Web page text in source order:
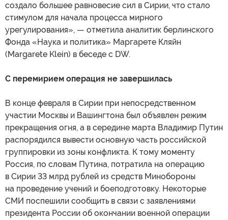
создало большее равновесие сил в Сирии, что стало
стимулом для начала процесса мирного
урегулирования», — отметила аналитик берлинского
Фонда «Наука и политика» Маргарете Кляйн
(Margarete Klein) в беседе с DW.
С перемирием операция не завершилась
В конце февраля в Сирии при непосредственном
участии Москвы и Вашингтона был объявлен режим
прекращения огня, а в середине марта Владимир Путин
распорядился вывести основную часть российской
группировки из зоны конфликта. К тому моменту
Россия, по словам Путина, потратила на операцию
в Сирии 33 млрд рублей из средств Минобороны
на проведение учений и боеподготовку. Некоторые
СМИ поспешили сообщить в связи с заявлениями
президента России об окончании военной операции